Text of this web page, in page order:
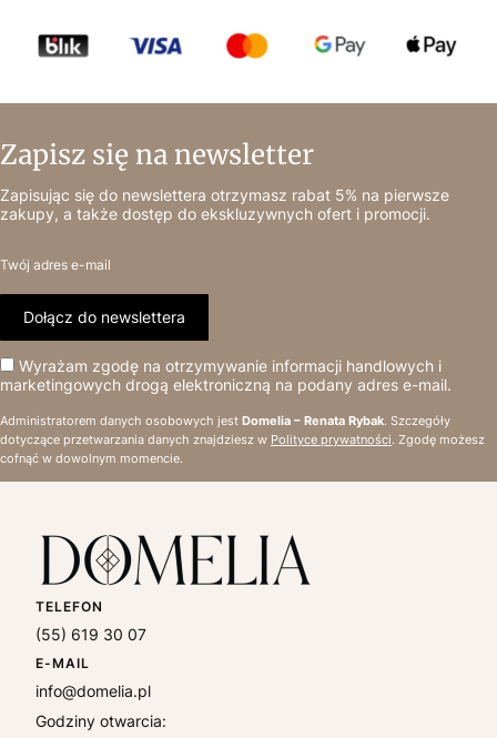
Zapisz się na newsletter
Zapisując się do newslettera otrzymasz rabat 5% na pierwsze
zakupy, a także dostęp do ekskluzywnych ofert i promocji.
Twój adres e-mail
Dołącz do newslettera
Wyrażam zgodę na otrzymywanie informacji handlowych i
marketingowych drogą elektroniczną na podany adres e-mail.
Administratorem danych osobowych jest Domelia – Renata Rybak. Szczegóły
dotyczące przetwarzania danych znajdziesz w Polityce prywatności. Zgodę możesz
cofnąć w dowolnym momencie.
TELEFON
(55) 619 30 07
E-MAIL
info@domelia.pl
Godziny otwarcia: